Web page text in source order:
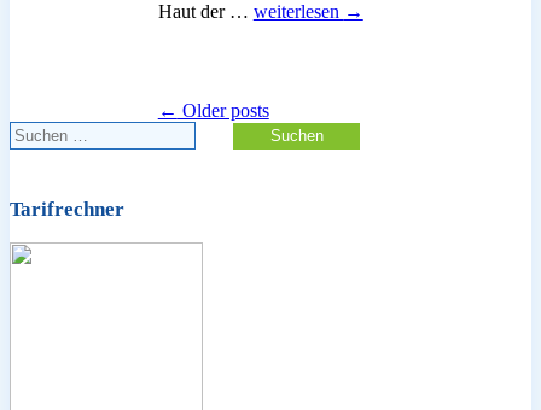
Haut der … Effizienzsteigerung
weiterlesen →
← Older posts
Suchen
nach:
Tarifrechner